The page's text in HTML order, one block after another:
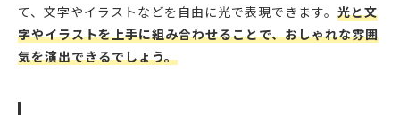
て、文字やイラストなどを自由に光で表現できます。 光と文
字やイラストを上手に組み合わせることで、おしゃれな雰囲
気を演出できるでしょう。